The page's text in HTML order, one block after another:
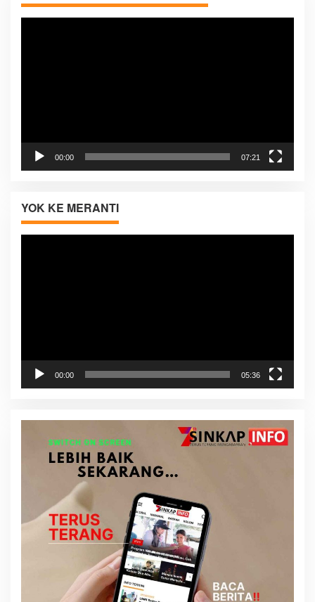
00:00 07:21
YOK KE MERANTI
00:00 05:36